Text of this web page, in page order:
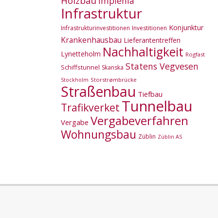
Infrastruktur
Infrastrukturinvestitionen Investitionen Konjunktur
Krankenhausbau Lieferantentreffen
Lynetteholm Nachhaltigkeit Rogfast
Schiffstunnel Skanska Statens Vegvesen
Stockholm Storstrømbrücke
Straßenbau Tiefbau
Trafikverket Tunnelbau
Vergabe Vergabeverfahren
Wohnungsbau Züblin Züblin AS